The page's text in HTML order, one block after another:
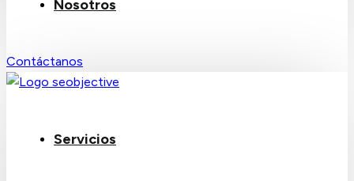
Nosotros
Contáctanos
Servicios